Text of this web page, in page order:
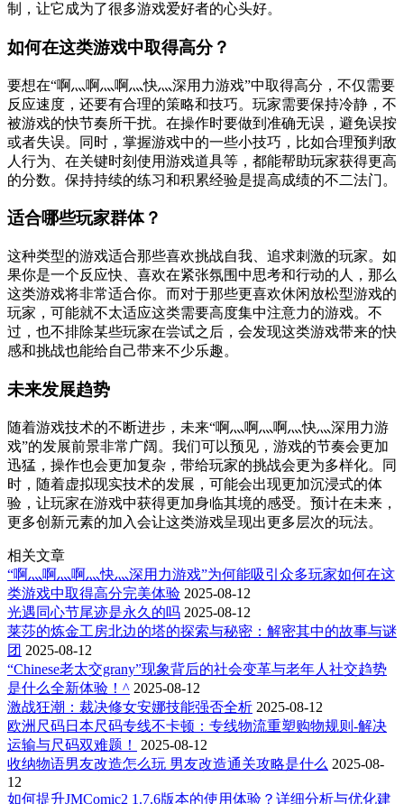
制，让它成为了很多游戏爱好者的心头好。
如何在这类游戏中取得高分？
要想在“啊灬啊灬啊灬快灬深用力游戏”中取得高分，不仅需要
反应速度，还要有合理的策略和技巧。玩家需要保持冷静，不
被游戏的快节奏所干扰。在操作时要做到准确无误，避免误按
或者失误。同时，掌握游戏中的一些小技巧，比如合理预判敌
人行为、在关键时刻使用游戏道具等，都能帮助玩家获得更高
的分数。保持持续的练习和积累经验是提高成绩的不二法门。
适合哪些玩家群体？
这种类型的游戏适合那些喜欢挑战自我、追求刺激的玩家。如
果你是一个反应快、喜欢在紧张氛围中思考和行动的人，那么
这类游戏将非常适合你。而对于那些更喜欢休闲放松型游戏的
玩家，可能就不太适应这类需要高度集中注意力的游戏。不
过，也不排除某些玩家在尝试之后，会发现这类游戏带来的快
感和挑战也能给自己带来不少乐趣。
未来发展趋势
随着游戏技术的不断进步，未来“啊灬啊灬啊灬快灬深用力游
戏”的发展前景非常广阔。我们可以预见，游戏的节奏会更加
迅猛，操作也会更加复杂，带给玩家的挑战会更为多样化。同
时，随着虚拟现实技术的发展，可能会出现更加沉浸式的体
验，让玩家在游戏中获得更加身临其境的感受。预计在未来，
更多创新元素的加入会让这类游戏呈现出更多层次的玩法。
相关文章
“啊灬啊灬啊灬快灬深用力游戏”为何能吸引众多玩家如何在这
类游戏中取得高分完美体验 2025-08-12
光遇同心节尾迹是永久的吗 2025-08-12
莱莎的炼金工房北边的塔的探索与秘密：解密其中的故事与谜
团 2025-08-12
“Chinese老太交grany”现象背后的社会变革与老年人社交趋势
是什么全新体验！^ 2025-08-12
激战狂潮：裁决修女安娜技能强否全析 2025-08-12
欧洲尺码日本尺码专线不卡顿：专线物流重塑购物规则-解决
运输与尺码双难题！
2025-08-12
收纳物语男友改造怎么玩 男友改造通关攻略是什么 2025-08-
12
如何提升JMComic2 1.7.6版本的使用体验？详细分析与优化建